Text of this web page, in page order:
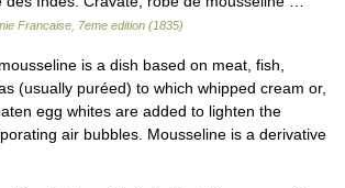
Francaise, 7eme edition (1835)
is a dish based on meat, fish,
(usually puréed) to which whipped cream or,
egg whites are added to lighten the
air bubbles. Mousseline is a derivative